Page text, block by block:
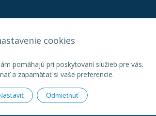
cookies
pomáhajú pri poskytovaní služieb pre vás.
a zapamätať si vaše preferencie.
Odmietnuť
•Created&e-shop Pohoda connector